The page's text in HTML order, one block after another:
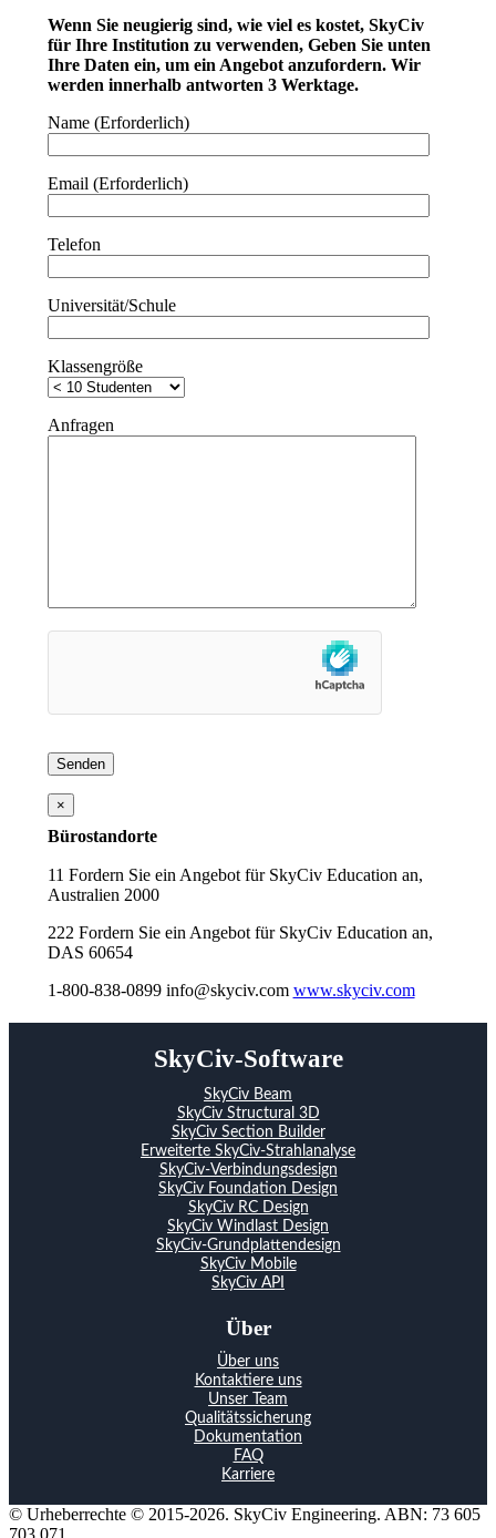
Wenn Sie neugierig sind, wie viel es kostet, SkyCiv
für Ihre Institution zu verwenden, Geben Sie unten
Ihre Daten ein, um ein Angebot anzufordern. Wir
werden innerhalb antworten 3 Werktage.
Name (Erforderlich)
Email (Erforderlich)
Telefon
Universität/Schule
Klassengröße
Anfragen
×
Bürostandorte
11 Fordern Sie ein Angebot für SkyCiv Education an,
Australien 2000
222 Fordern Sie ein Angebot für SkyCiv Education an,
DAS 60654
1-800-838-0899 info@skyciv.com www.skyciv.com
SkyCiv-Software
SkyCiv Beam
SkyCiv Structural 3D
SkyCiv Section Builder
Erweiterte SkyCiv-Strahlanalyse
SkyCiv-Verbindungsdesign
SkyCiv Foundation Design
SkyCiv RC Design
SkyCiv Windlast Design
SkyCiv-Grundplattendesign
SkyCiv Mobile
SkyCiv API
Über
Über uns
Kontaktiere uns
Unser Team
Qualitätssicherung
Dokumentation
FAQ
Karriere
© Urheberrechte © 2015-2026. SkyCiv Engineering. ABN: 73 605